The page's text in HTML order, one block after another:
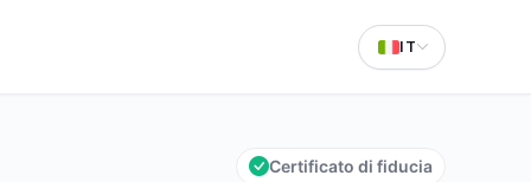
IT
Certificato di fiducia